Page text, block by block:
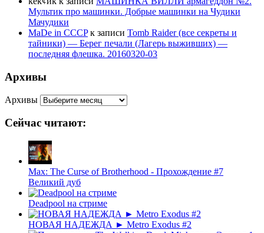
Мультик про машинки. Добрые машинки на Чудики
Мачудики
MaDe in CCCPк записи Tomb Raider (все секреты и
тайники) — Берег печали (Лагерь выживших) —
последняя флешка. 20160320-03
Архивы
Архивы
Сейчас читают:
Max: The Curse of Brotherhood - Прохождение #7
Великий дуб
Deadpool на стриме
НОВАЯ НАДЕЖДА ► Metro Exodus #2